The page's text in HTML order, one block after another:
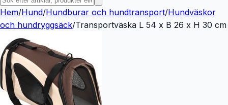
Hem/Hund/Hundburar och hundtransport/Hundväskor
och hundryggsäck/Transportväska L 54 x B 26 x H 30 cm